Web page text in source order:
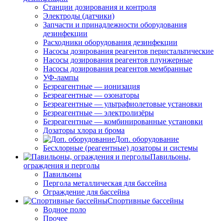
Станции дозирования и контроля
Электроды (датчики)
Запчасти и принадлежности оборудования
дезинфекции
Расходники оборудования дезинфекции
Насосы дозирования реагентов перистальтические
Насосы дозирования реагентов плунжерные
Насосы дозирования реагентов мембранные
УФ-лампы
Безреагентные — ионизация
Безреагентные — озонаторы
Безреагентные — ультрафиолетовые установки
Безреагентные — электролизёры
Безреагентные — комбинированные установки
Дозаторы хлора и брома
Доп. оборудование
Бесхлорные (реагентные) дозаторы и системы
Павильоны,
ограждения и перголы
Павильоны
Пергола металлическая для бассейна
Ограждение для бассейна
Спортивные бассейны
Водное поло
Прочее